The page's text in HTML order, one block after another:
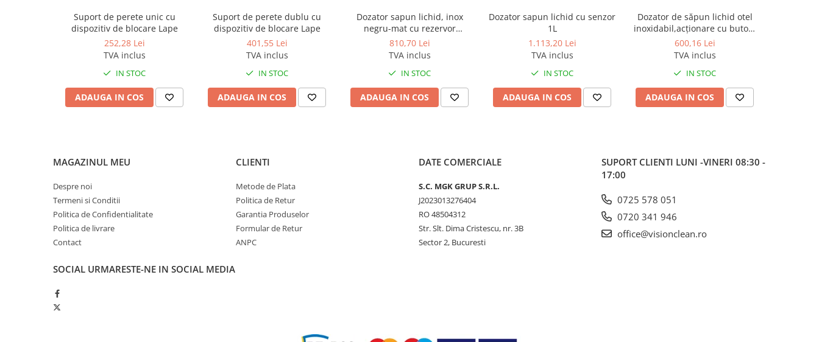
Uscatoare de maini si par
Uscatoare de maini
Produse ingrijire personala
Crema de corp
Sampon si gel de dus
Sapun spuma
Consumabile hartie
Acoperitori toaleta
Cearceaf hartie & cearceaf hartie
Pungi igienice
Role hartie industriala
Role prosop hartie
Suport de perete unic cu
dispozitiv de blocare Lape
252,28 Lei
TVA inclus
IN STOC
ADAUGA IN COS
Suport de perete dublu cu
dispozitiv de blocare Lape
401,55 Lei
TVA inclus
IN STOC
ADAUGA IN COS
Dozator sapun lichid, inox
negru-mat cu rezervor
reincarcabil 1.5L
810,70 Lei
TVA inclus
IN STOC
ADAUGA IN COS
Dozator sapun lichid cu senzor
1L
1.113,20 Lei
TVA inclus
IN STOC
ADAUGA IN COS
Dozator de săpun lichid otel
inoxidabil,acționare cu buton,
1.5L
600,16 Lei
TVA inclus
IN STOC
ADAUGA IN COS
MAGAZINUL MEU
Despre noi
Termeni si Conditii
Politica de Confidentialitate
Politica de livrare
Contact
CLIENTI
Metode de Plata
Politica de Retur
Garantia Produselor
Formular de Retur
ANPC
DATE COMERCIALE
S.C. MGK GRUP S.R.L.
J2023013276404
RO 48504312
Str. Slt. Dima Cristescu, nr. 3B
Sector 2, Bucuresti
SUPORT CLIENTI LUNI -VINERI 08:30 -
17:00
0725 578 051
0720 341 946
office@visionclean.ro
SOCIAL URMARESTE-NE IN SOCIAL MEDIA